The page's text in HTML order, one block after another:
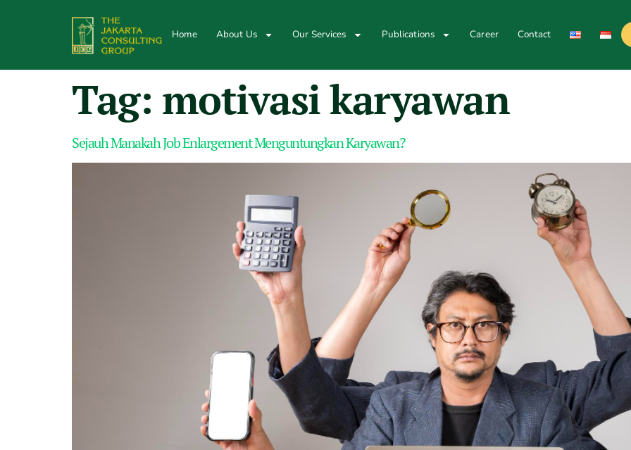
Home About Us Our Services Publications Career Contact
Tag: motivasi karyawan
Sejauh Manakah Job Enlargement Menguntungkan Karyawan?